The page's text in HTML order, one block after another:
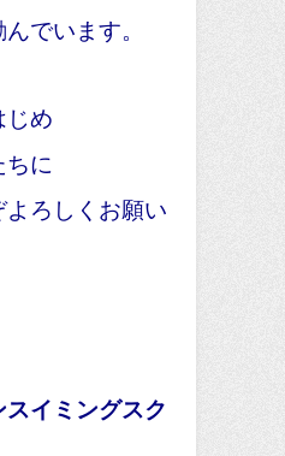
でいます。
じめ
ちに
ろしくお願い
イミングスク